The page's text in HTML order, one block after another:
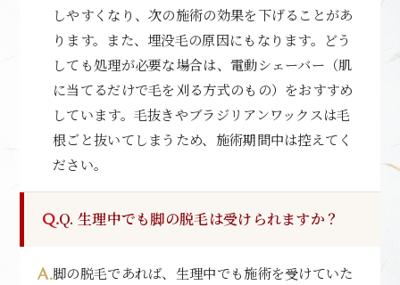
しやすくなり、次の施術の効果を下げることがあ
ります。また、埋没毛の原因にもなります。どう
しても処理が必要な場合は、電動シェーバー（肌
に当てるだけで毛を刈る方式のもの）をおすすめ
しています。毛抜きやブラジリアンワックスは毛
根ごと抜いてしまうため、施術期間中は控えてく
ださい。
Q. 生理中でも脚の脱毛は受けられますか？
脚の脱毛であれば、生理中でも施術を受けていた